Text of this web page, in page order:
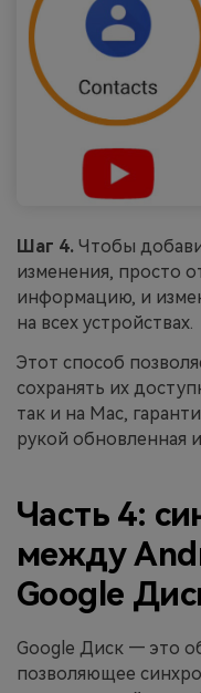
Шаг 4. Чтобы
изменения, просто
информацию, и
на всех устройствах.
Этот способ
сохранять их
так и на Mac,
рукой обновленная
Часть 4:
между
Google
Google Диск — это
позволяющее